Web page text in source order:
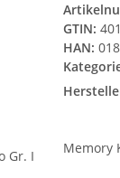
GTIN:
HAN:
Memory